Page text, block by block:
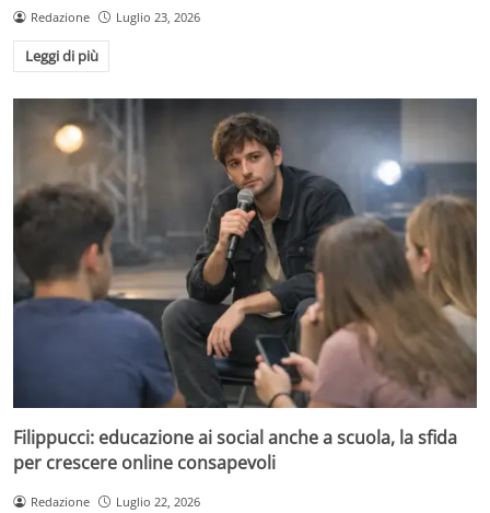
Redazione Luglio 23, 2026
Leggi di più
Filippucci: educazione ai social anche a scuola, la sfida
per crescere online consapevoli
Redazione Luglio 22, 2026